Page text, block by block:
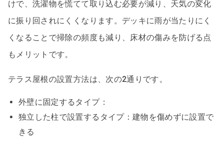
けで、洗濯物を慌てて取り込む必要が減り、天気の変化
に振り回されにくくなります。デッキに雨が当たりにく
くなることで掃除の頻度も減り、床材の傷みを防げる点
もメリットです。
テラス屋根の設置方法は、次の2通りです。
外壁に固定するタイプ：
独立した柱で設置するタイプ：建物を傷めずに設置で
きる